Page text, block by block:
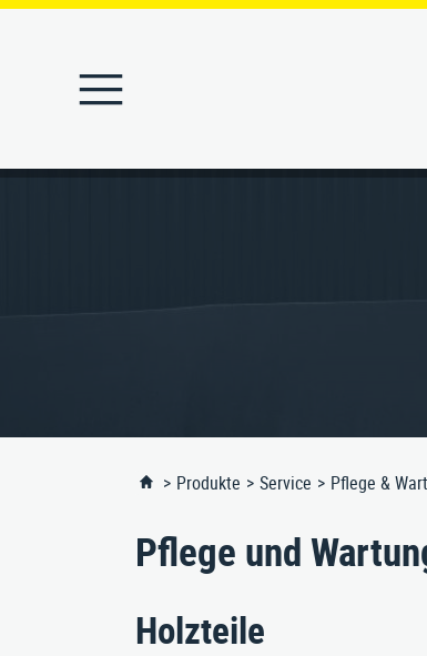
Bänke
Bankauflagen
Produkte Service Pflege &
Pflege und
Holzteile